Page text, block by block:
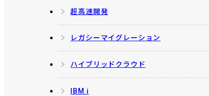
超高速開発
レガシーマイグレーション
ハイブリッドクラウド
IBM i